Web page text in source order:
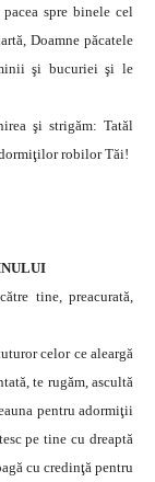
spre binele cel
Doamne păcatele
şi bucuriei şi le
şi strigăm: Tatăl
robilor Tăi!
tine, preacurată,
celor ce aleargă
te rugăm, ascultă
pentru adormiţii
pe tine cu dreaptă
cu credinţă pentru